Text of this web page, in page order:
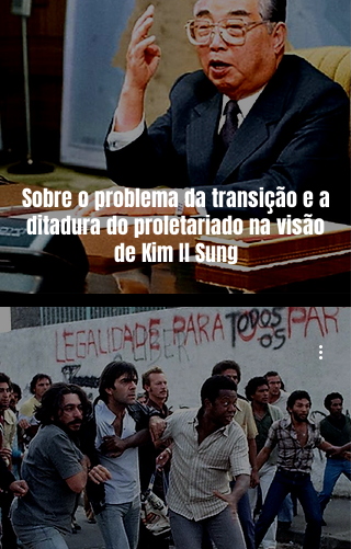
Sobre o problema da transição e a
ditadura do proletariado na visão
de Kim Il Sung